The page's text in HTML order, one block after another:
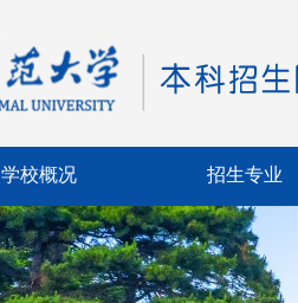
学校概况 招生专业